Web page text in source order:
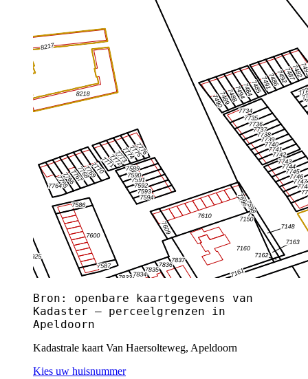
Bron: openbare kaartgegevens van
Kadaster — perceelgrenzen in
Apeldoorn
Kadastrale kaart Van Haersolteweg, Apeldoorn
Kies uw huisnummer